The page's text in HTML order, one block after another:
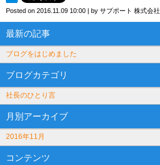
Posted on 2016.11.09 10:00 by サブポート 株式会社
最新の記事
ブログをはじめました
ブログカテゴリ
社長のひとり言
月別アーカイブ
2016年11月
コンテンツ